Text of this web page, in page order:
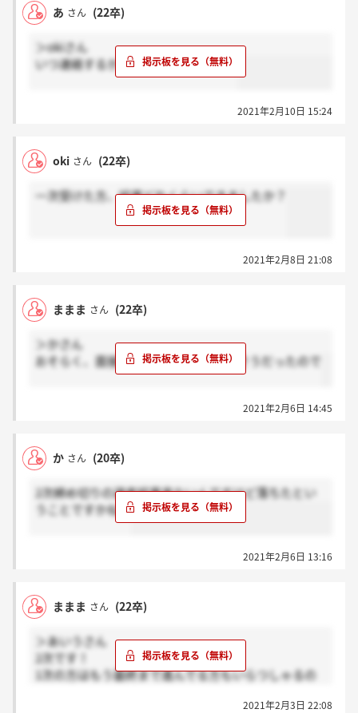
あ さん (22卒)
＞okiさん
いつ連絡するか言われませんでした？
2021年2月10日 15:24
oki さん (22卒)
一次受けた方、結果どれくらいできましたか？
2021年2月8日 21:08
ままま さん (22卒)
＞かさん
おそらく、面接の日程はもう埋まってそうだったので
2021年2月6日 14:45
か さん (20卒)
2次締め切りの選考結果来ないんですけど落ちたとい
うことですかね？
2021年2月6日 13:16
ままま さん (22卒)
＞あいうさん
2次です！
1次の方はもう最終まで進んでる方もいらつしゃるの
2021年2月3日 22:08